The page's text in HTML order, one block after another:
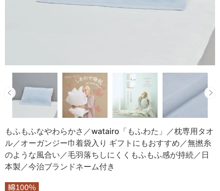
もふもふなやわらかさ／watairo「もふわた」／枕専用タオ
ル／オーガンジー巾着袋入り ギフトにもおすすめ／無撚糸
のような風合い／毛羽落ちしにくくもふもふ感が持続／日
本製／今治ブランドネーム付き